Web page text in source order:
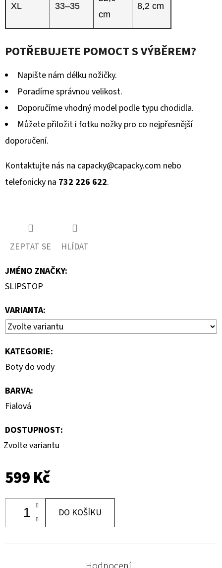
XL 33–35
cm
8,2 cm
POTŘEBUJETE POMOCT S VÝBĚREM?
Napište nám délku nožičky.
Poradíme správnou velikost.
Doporučíme vhodný model podle typu chodidla.
Můžete přiložit i fotku nožky pro co nejpřesnější
doporučení.
Kontaktujte nás na capacky@capacky.com nebo
telefonicky na 732 226 622.
ZEPTAT SE
HLÍDAT
JMÉNO ZNAČKY:
SLIPSTOP
VARIANTA:
KATEGORIE:
Boty do vody
BARVA:
Fialová
DOSTUPNOST:
Zvolte variantu
599 Kč
DO KOŠÍKU